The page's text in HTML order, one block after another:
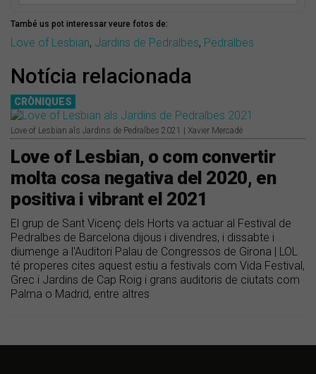
També us pot interessar veure fotos de:
Love of Lesbian, Jardins de Pedralbes, Pedralbes
Notícia relacionada
CRÒNIQUES
Love of Lesbian als Jardins de Pedralbes 2021 | Xavier Mercadé
Love of Lesbian, o com convertir
molta cosa negativa del 2020, en
positiva i vibrant el 2021
El grup de Sant Vicenç dels Horts va actuar al Festival de
Pedralbes de Barcelona dijous i divendres, i dissabte i
diumenge a l'Auditori Palau de Congressos de Girona | LOL
té properes cites aquest estiu a festivals com Vida Festival,
Grec i Jardins de Cap Roig i grans auditoris de ciutats com
Palma o Madrid, entre altres